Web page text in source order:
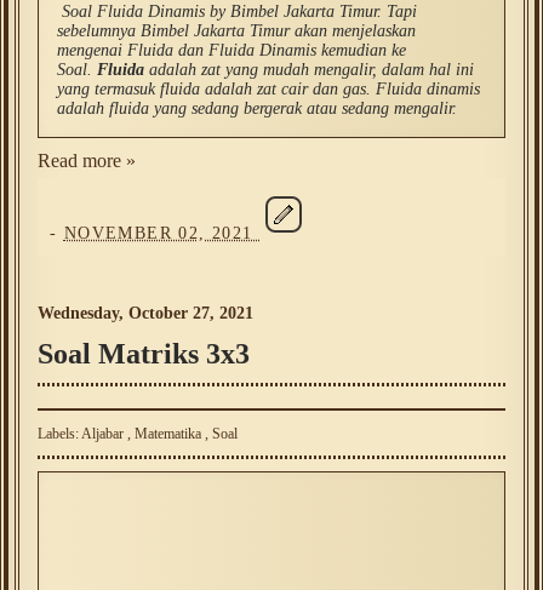
Soal Fluida Dinamis by Bimbel Jakarta Timur. Tapi
sebelumnya Bimbel Jakarta Timur akan menjelaskan
mengenai Fluida dan Fluida Dinamis kemudian ke
Soal. Fluida adalah zat yang mudah mengalir, dalam hal ini
yang termasuk fluida adalah zat cair dan gas. Fluida dinamis
adalah fluida yang sedang bergerak atau sedang mengalir.
Read more »
- NOVEMBER 02, 2021
Wednesday, October 27, 2021
Soal Matriks 3x3
Labels: Aljabar Matematika Soal